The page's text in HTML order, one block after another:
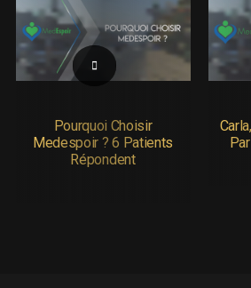
Pourquoi Choisir
Medespoir ? 6 Patients
Répondent